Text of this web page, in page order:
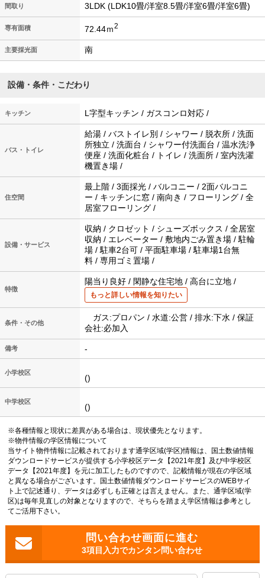
間取り 3LDK (LDK10畳/洋室8.5畳/洋室6畳/洋室6畳)
専有面積 72.44ｍ2
主要採光面 南
設備・条件・こだわり
キッチン L字型キッチン / ガスコンロ対応 /
バス・トイレ
給湯 / バストイレ別 / シャワー / 脱衣所 / 洗面
所独立 / 洗面台 / シャワー付洗面台 / 温水洗浄
便座 / 洗面化粧台 / トイレ / 洗面所 / 室内洗濯
機置き場 /
住空間
最上階 / 3面採光 / バルコニー / 2面バルコニ
ー / キッチンに窓 / 南向き / フローリング / 全
居室フローリング /
設備・サービス
収納 / クロゼット / シューズボックス / 全居室
収納 / エレベーター / 敷地内ごみ置き場 / 駐輪
場 / 駐車2台可 / 平面駐車場 / 駐車場1台無
料 / 専用ゴミ置場 /
特徴
陽当り良好 / 閑静な住宅地 / 高台に立地 /
もっと詳しい情報を知りたい
条件・その他
ガス:プロパン / 水道:公営 / 排水:下水 / 保証
会社:必加入
備考 -
小学校区
()
中学校区
()
※各種情報と現状に差異がある場合は、現状優先となります。
※物件情報の学区情報について
当サイト物件情報に記載されております通学区域(学区)情報は、国土数値情報
ダウンロードサービスが提供する小学校区データ【2021年度】及び中学校区
データ【2021年度】を元に加工したものですので、記載情報が現在の学区域
と異なる場合がございます。国土数値情報ダウンロードサービスのWEBサイ
ト上で記述通り、データは必ずしも正確とは言えません。また、通学区域(学
区)は毎年見直しの対象となりますので、そちらを踏まえ学区情報は参考とし
てご活用下さい。
3項目入力でカンタン問い合わせ